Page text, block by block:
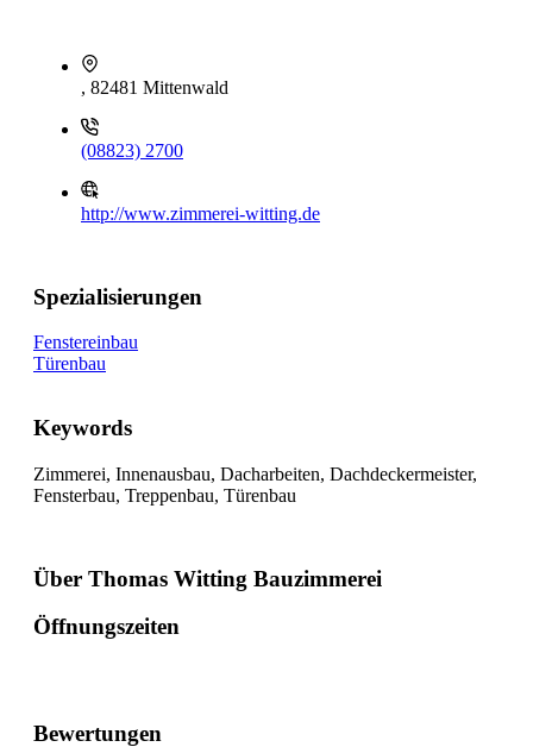
, 82481 Mittenwald
(08823) 2700
http://www.zimmerei-witting.de
Spezialisierungen
Fenstereinbau
Türenbau
Keywords
Zimmerei, Innenausbau, Dacharbeiten, Dachdeckermeister,
Fensterbau, Treppenbau, Türenbau
Über Thomas Witting Bauzimmerei
Öffnungszeiten
Bewertungen